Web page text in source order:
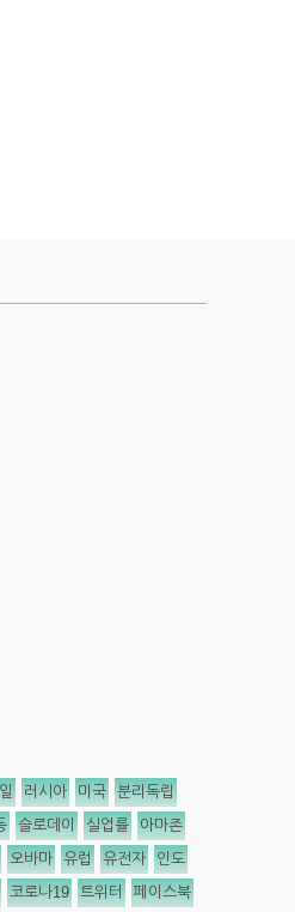
러시아 미국 분리독립
슬로데이 실업률 아마존
오바마 유럽 유전자 인도
코로나19 트위터 페이스북